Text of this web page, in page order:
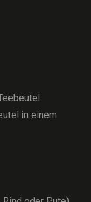
in einem